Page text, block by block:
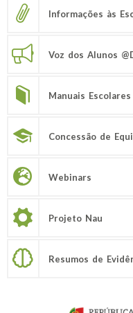
Informações às
Voz dos Alunos
Manuais Escolares
Concessão de
Webinars
Projeto Nau
Resumos de